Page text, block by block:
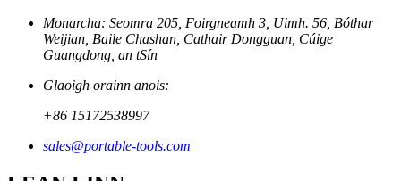
Monarcha: Seomra 205, Foirgneamh 3, Uimh. 56, Bóthar
Weijian, Baile Chashan, Cathair Dongguan, Cúige
Guangdong, an tSín
Glaoigh orainn anois:
+86 15172538997
sales@portable-tools.com